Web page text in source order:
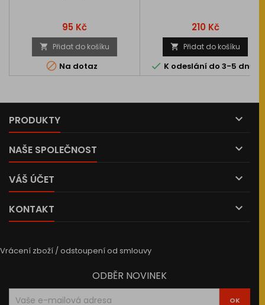
Cena
95 Kč
 Přidat do košíku
 Na dotaz
Cena
210 Kč
 Přidat do košíku
 K odeslání do 3-5 dnů
PRODUKTY 
NAŠE SPOLEČNOST 
VÁŠ ÚČET 
KONTAKT 
Vrácení zboží / odstoupení od smlouvy
ODBĚR NOVINEK